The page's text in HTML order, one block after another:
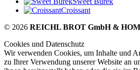
Croissant
© 2026 REICHL BROT GmbH &
Cookies und Datenschutz
Wir verwenden Cookies, um Inhalte und
zu Ihrer Verwendung unserer Website an